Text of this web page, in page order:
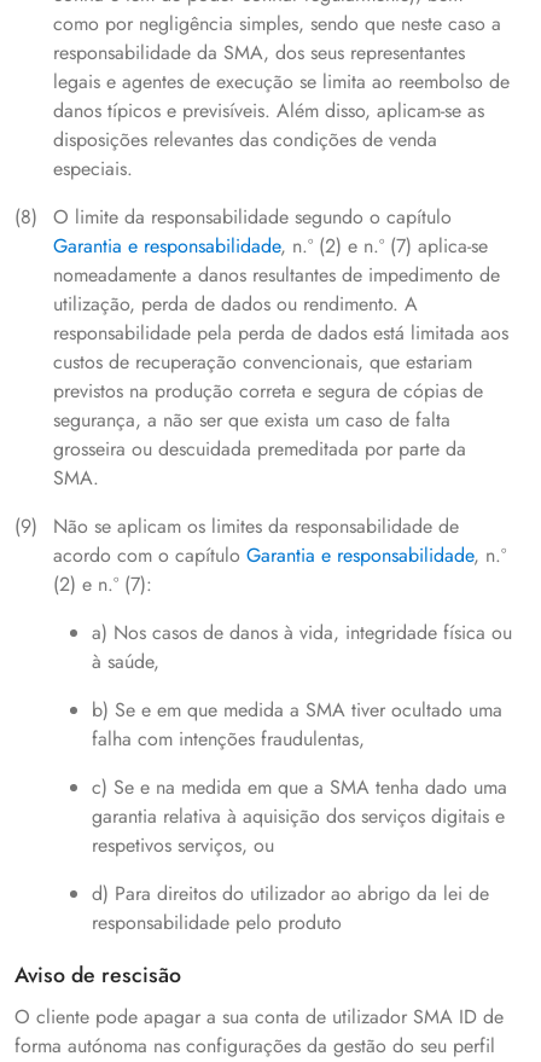
como por negligência simples, sendo que neste caso a
responsabilidade da SMA, dos seus representantes
legais e agentes de execução se limita ao reembolso de
danos típicos e previsíveis. Além disso, aplicam-se as
disposições relevantes das condições de venda
especiais.
O limite da responsabilidade segundo o capítulo
Garantia e responsabilidade, n.º (2) e n.º (7) aplica-se
nomeadamente a danos resultantes de impedimento de
utilização, perda de dados ou rendimento. A
responsabilidade pela perda de dados está limitada aos
custos de recuperação convencionais, que estariam
previstos na produção correta e segura de cópias de
segurança, a não ser que exista um caso de falta
grosseira ou descuidada premeditada por parte da
SMA.
Não se aplicam os limites da responsabilidade de
acordo com o capítulo Garantia e responsabilidade, n.º
(2) e n.º (7):
a) Nos casos de danos à vida, integridade física ou
à saúde,
b) Se e em que medida a SMA tiver ocultado uma
falha com intenções fraudulentas,
c) Se e na medida em que a SMA tenha dado uma
garantia relativa à aquisição dos serviços digitais e
respetivos serviços, ou
d) Para direitos do utilizador ao abrigo da lei de
responsabilidade pelo produto
Aviso de rescisão
O cliente pode apagar a sua conta de utilizador SMA ID de
forma autónoma nas configurações da gestão do seu perfil